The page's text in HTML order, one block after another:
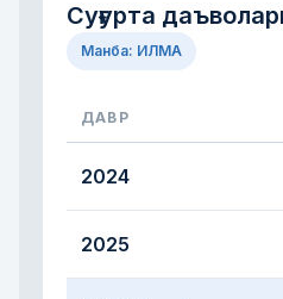
Суғурта
Манба: ИЛМА
ДАВР
2024
2025